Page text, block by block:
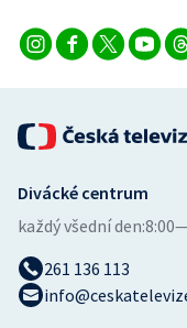
Divácké centrum
každý všední den:
261 136 113